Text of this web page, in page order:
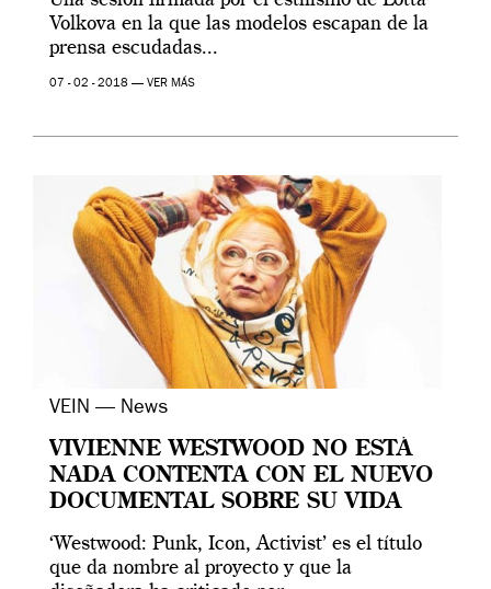
Volkova en la que las modelos escapan de la
prensa escudadas...
07 - 02 - 2018 — VER MÁS
VEIN — News
VIVIENNE WESTWOOD NO ESTÁ
NADA CONTENTA CON EL NUEVO
DOCUMENTAL SOBRE SU VIDA
‘Westwood: Punk, Icon, Activist’ es el título
que da nombre al proyecto y que la